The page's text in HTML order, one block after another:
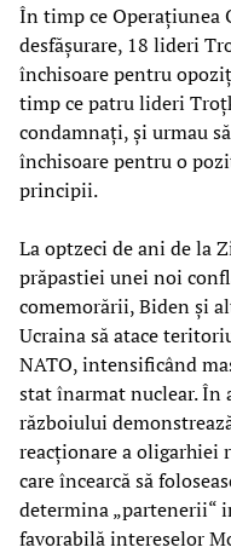
În timp ce Operațiunea
desfășurare, 18 lideri
închisoare pentru
timp ce patru lideri
condamnați, și urmau
închisoare pentru o
principii.
La optzeci de ani de la
prăpastiei unei noi
comemorării, Biden și
Ucraina să atace
NATO, intensificând
stat înarmat nuclear. În
războiului
reacționare a oligarhiei
care încearcă să
determina „partenerii“
favorabilă intereselor